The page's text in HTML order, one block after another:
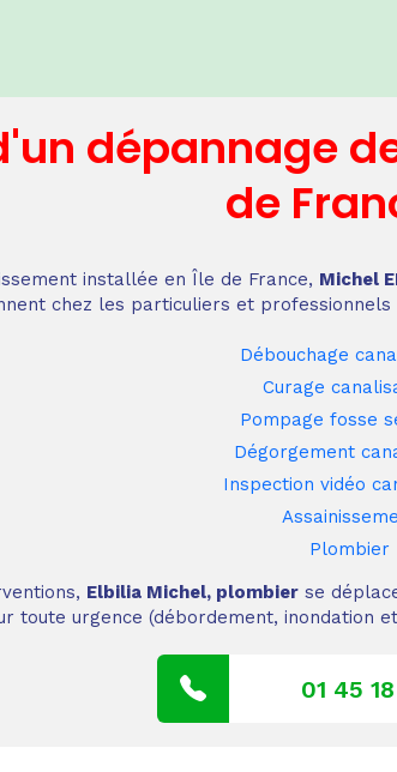
dépannage
de
installée en Île de France, Michel
chez les particuliers et
Débouchage
Curage
Pompage fosse
Dégorgement
Inspection vidéo
Plombier
Elbilia Michel, plombier se
toute urgence (débordement, inondation
01 45